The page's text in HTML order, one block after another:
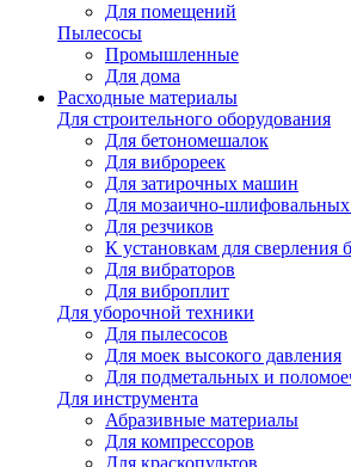
Для помещений
Пылесосы
Промышленные
Для дома
Расходные материалы
Для строительного оборудования
Для бетономешалок
Для виброреек
Для затирочных машин
Для мозаично-
Для резчиков
К установкам для сверления
Для вибраторов
Для виброплит
Для уборочной техники
Для пылесосов
Для моек высокого давления
Для подметальных и
Для инструмента
Абразивные материалы
Для компрессоров
Для краскопультов